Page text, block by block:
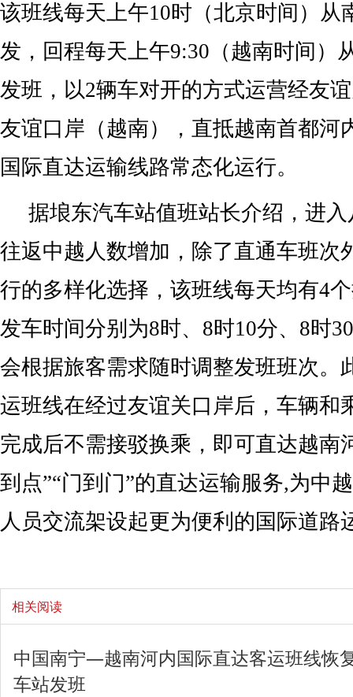
该班线每天上午10时（北京时间）从
发，回程每天上午9:30（越南时间）
发班，以2辆车对开的方式运营经友
友谊口岸（越南），直抵越南首都河
国际直达运输线路常态化运行。
据埌东汽车站值班站长介绍，进
往返中越人数增加，除了直通车班次
行的多样化选择，该班线每天均有4
发车时间分别为8时、8时10分、8时
会根据旅客需求随时调整发班班次。
运班线在经过友谊关口岸后，车辆和
完成后不需接驳换乘，即可直达越南
到点”“门到门”的直达运输服务,为中
人员交流架设起更为便利的国际道路
相关阅读
中国南宁—越南河内国际直达客运班线恢
车站发班